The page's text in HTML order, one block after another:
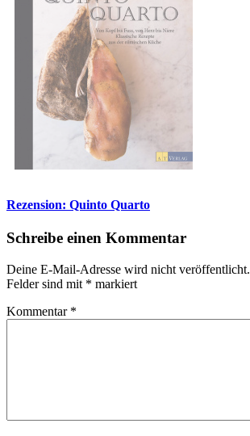
Rezension: Quinto Quarto
Schreibe einen Kommentar
Deine E-Mail-Adresse wird nicht veröffentlicht.
Felder sind mit * markiert
Kommentar *